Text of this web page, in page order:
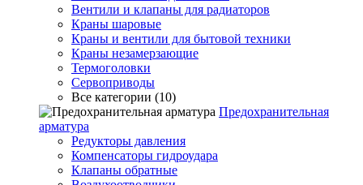
Вентили и клапаны для радиаторов
Краны шаровые
Краны и вентили для бытовой техники
Краны незамерзающие
Термоголовки
Сервоприводы
Все категории (10)
Предохранительная
арматура
Редукторы давления
Компенсаторы гидроудара
Клапаны обратные